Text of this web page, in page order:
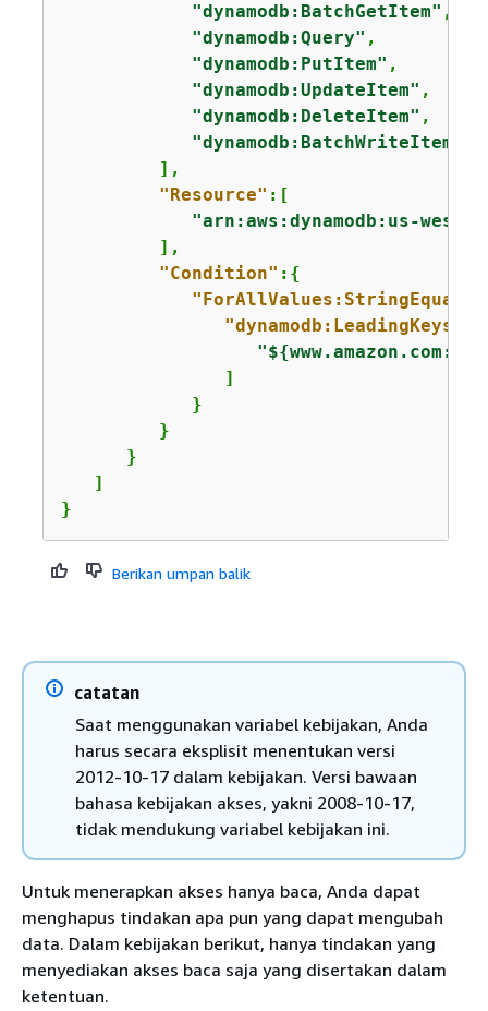
"dynamodb:BatchGetItem" ,
"dynamodb:Query" ,
"dynamodb:PutItem" ,
"dynamodb:UpdateItem" ,
"dynamodb:DeleteItem" ,
"dynamodb:BatchWriteItem"
         ],
"Resource" :[
"arn:aws:dynamodb:us-west-
         ],
"Condition" : {
"ForAllValues:StringEquals"
"dynamodb:LeadingKeys"
"${
               ]
            }
         }
      }
   ]
}
Berikan umpan balik
catatan
Saat menggunakan variabel kebijakan, Anda
harus secara eksplisit menentukan versi
2012-10-17 dalam kebijakan. Versi bawaan
bahasa kebijakan akses, yakni 2008-10-17,
tidak mendukung variabel kebijakan ini.
Untuk menerapkan akses hanya baca, Anda dapat
menghapus tindakan apa pun yang dapat mengubah
data. Dalam kebijakan berikut, hanya tindakan yang
menyediakan akses baca saja yang disertakan dalam
ketentuan.